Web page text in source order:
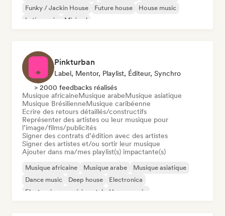
Funky / Jackin House
Future house
House music
Latin music
Minimal
Pinkturban
Label, Mentor, Playlist, Éditeur, Synchro
> 2000 feedbacks réalisés
Musique africaineMusique arabeMusique asiatique
Musique BrésilienneMusique caribéenne
Ecrire des retours détaillés/constructifs
Représenter des artistes ou leur musique pour
l’image/films/publicités
Signer des contrats d’édition avec des artistes
Signer des artistes et/ou sortir leur musique
Ajouter dans ma/mes playlist(s) impactante(s)
Musique africaine Musique arabe
Musique asiatique
Dance music
Deep house
Electronica
Electronique expérimental
House music